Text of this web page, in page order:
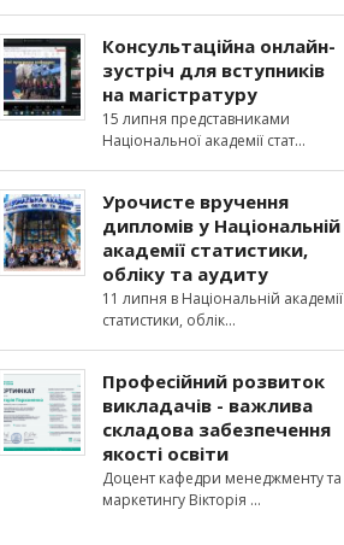
Консультаційна онлайн-
зустріч для вступників
на магістратуру
15 липня представниками
Національної академії стат
Урочисте вручення
дипломів у Національній
академії статистики,
обліку та аудиту
11 липня в Національній академії
статистики, облік
Професійний розвиток
викладачів - важлива
складова забезпечення
якості освіти
Доцент кафедри менеджменту та
маркетингу Вікторія